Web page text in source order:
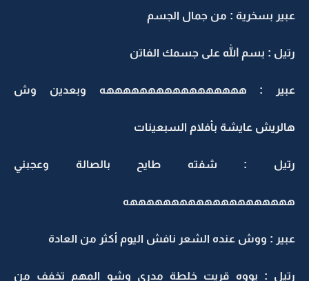
عبير بسخرية : من جمال الجسم
رتيل : بسم الله على جسمك الفاتن
عبير : هههههههههههههههههه وبعدين وش
هالريش عايشة بأفلام السبعينات
رتيل : شفته طايح بالصالة وعجبني
ههههههههههههههههههههه
عبير : ووش عنده الشعر نافش اليوم أكثر من العادة
رتيل : يووه قريت خلطة مدري وشو المهم تخفف من